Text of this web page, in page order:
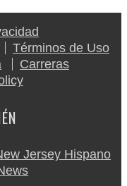
Términos de Uso
Carreras
Jersey Hispano